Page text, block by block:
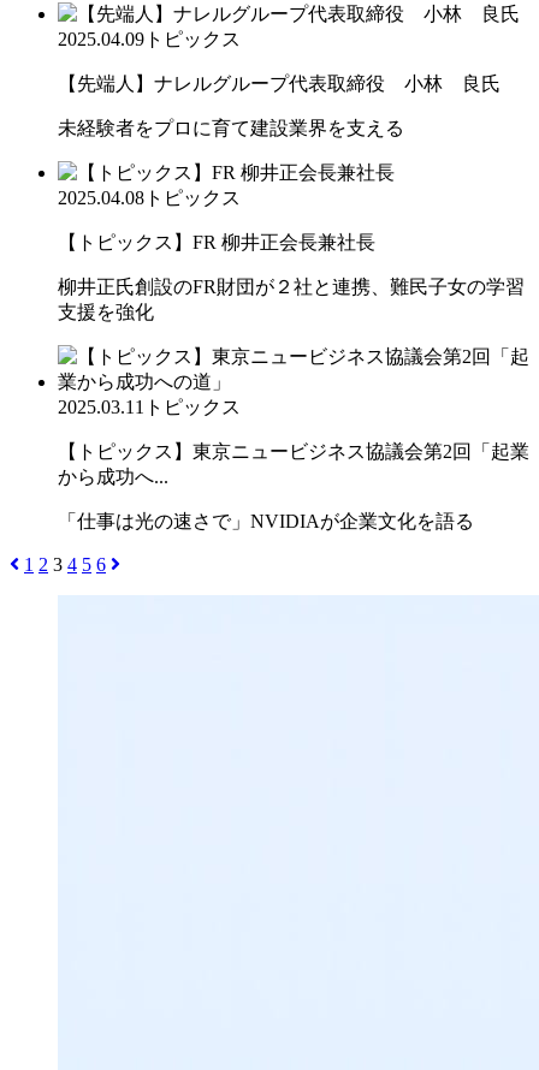
2025.04.09 トピックス
【先端人】ナレルグループ代表取締役 小林 良氏
未経験者をプロに育て建設業界を支える
2025.04.08 トピックス
【トピックス】FR 柳井正会長兼社長
柳井正氏創設のFR財団が２社と連携、難民子女の学習
支援を強化
2025.03.11 トピックス
【トピックス】東京ニュービジネス協議会第2回「起業
から成功へ...
「仕事は光の速さで」NVIDIAが企業文化を語る
1 2 3 4 5 6